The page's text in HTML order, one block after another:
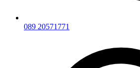
089 20571771